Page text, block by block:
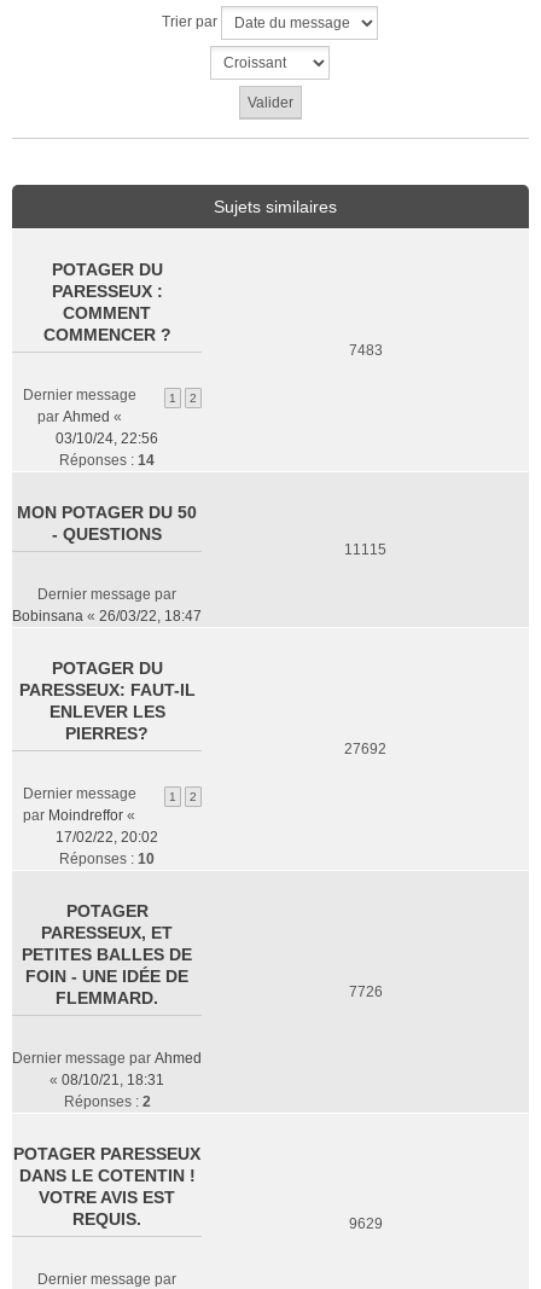
Trier par
Sujets similaires
POTAGER DU
PARESSEUX :
COMMENT
COMMENCER ?
1 2
Dernier message
par Ahmed «
03/10/24, 22:56
Réponses : 14
7483
MON POTAGER DU 50
- QUESTIONS
Dernier message par
Bobinsana « 26/03/22, 18:47
11115
POTAGER DU
PARESSEUX: FAUT-IL
ENLEVER LES
PIERRES?
1 2
Dernier message
par Moindreffor «
17/02/22, 20:02
Réponses : 10
27692
POTAGER
PARESSEUX, ET
PETITES BALLES DE
FOIN - UNE IDÉE DE
FLEMMARD.
Dernier message par Ahmed
« 08/10/21, 18:31
Réponses : 2
7726
POTAGER PARESSEUX
DANS LE COTENTIN !
VOTRE AVIS EST
REQUIS.
Dernier message par
9629